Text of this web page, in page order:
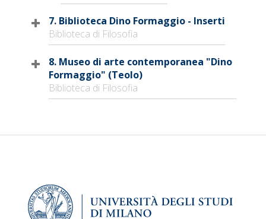
7. Biblioteca Dino Formaggio - Inserti
Biblioteca di Filosofia
8. Museo di arte contemporanea "Dino
Formaggio" (Teolo)
Biblioteca di Filosofia